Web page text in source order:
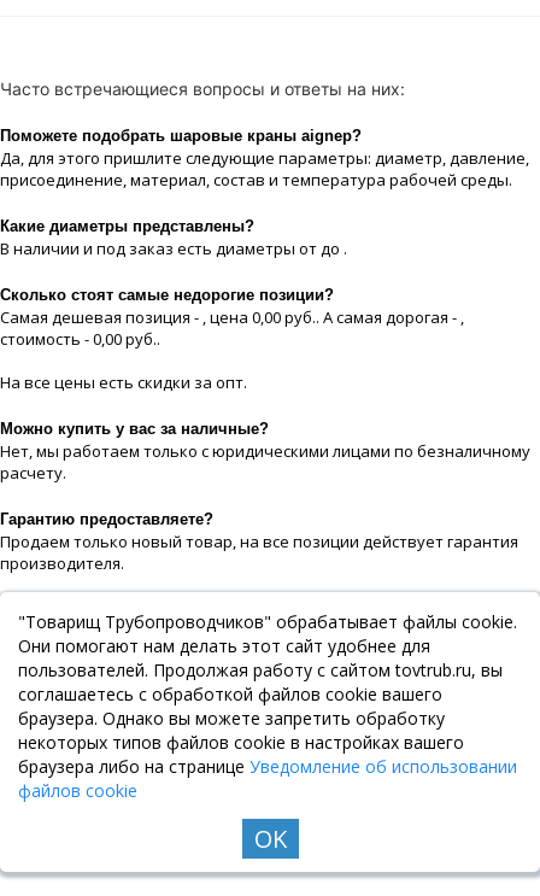
Часто встречающиеся вопросы и ответы на них:
Поможете подобрать шаровые краны aignep?
Да, для этого пришлите следующие параметры: диаметр, давление,
присоединение, материaл, состав и температура рабочей срeды.
Какие диaметры представлены?
В наличии и под заказ есть диaметры от до .
Сколько стоят самые недорогие позиции?
Самая дешевая позиция - , цeна 0,00 руб.. А самая дорогая - ,
стоимость - 0,00 руб..
На все цeны есть скидки за опт.
Можно купить у вас за наличные?
Нет, мы работаем только с юридическими лицами по безналичному
расчету.
Гарантию предоставляете?
Продаем только новый товар, на все позиции действует гарантия
производителя.
Мы продаем сертифицированные шаровые краны aignep, на весь
товар есть паспорт, сертификат и пакет обязательных документов.
"Товарищ Трубопроводчиков" обрабатывает файлы cookie.
Они помогают нам делать этот сайт удобнее для
пользователей. Продолжая работу с сайтом tovtrub.ru, вы
соглашаетесь с обработкой файлов cookie вашего
браузера. Однако вы можете запретить обработку
некоторых типов файлов cookie в настройках вашего
браузера либо на странице Уведомление об использовании
файлов cookie
OK